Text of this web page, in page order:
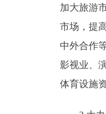
加大旅游
市场，提
中外合作
影视业、
体育设施